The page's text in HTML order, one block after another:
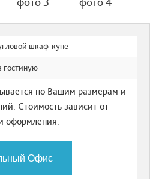
фото 3 фото 4
шкаф-купе
гостиную
по Вашим размерам и
Стоимость зависит от
оформления.
Офис